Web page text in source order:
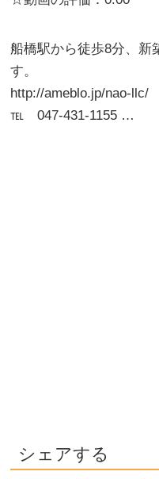
船橋駅から徒歩8分、新
す。
http://ameblo.jp/nao-llc/
℡ 047-431-1155 …
シェアする